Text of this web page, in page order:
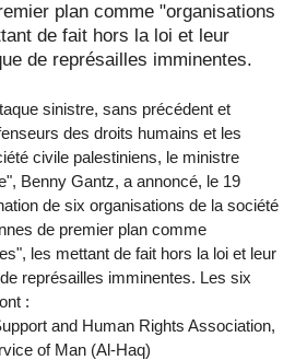
plan comme "organisations
de fait hors la loi et leur
de représailles imminentes.
sinistre, sans précédent et
des droits humains et les
civile palestiniens, le ministre
Benny Gantz, a annoncé, le 19
de six organisations de la société
de premier plan comme
les mettant de fait hors la loi et leur
représailles imminentes. Les six
:
and Human Rights Association,
of Man (Al-Haq)